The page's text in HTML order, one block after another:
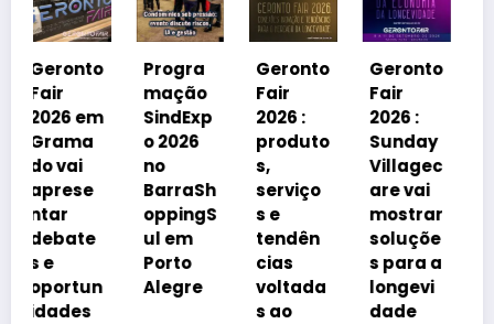
Progra
mação
SindExp
o 2026
no
BarraSh
oppingS
ul em
Porto
Alegre
Geronto
Fair
2026 :
produto
s,
serviço
s e
tendên
cias
voltada
Geronto
Fair
2026 :
Sunday
are vai
mostrar
soluçõe
s para a
longevi
dade
Geronto
Fair
2026 em
Grama
do
debater
á
avanço
imobiliá
rio
impulsi
onado
pelo